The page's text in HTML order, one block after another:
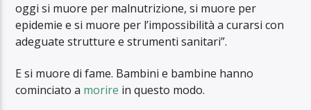
oggi si muore per malnutrizione, si muore per
epidemie e si muore per l’impossibilità a curarsi con
adeguate strutture e strumenti sanitari”.
E si muore di fame. Bambini e bambine hanno
cominciato a morire in questo modo.